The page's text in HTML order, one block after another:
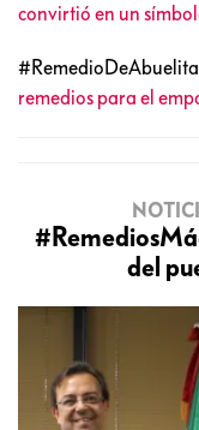
convirtió en un
remedios para el
del